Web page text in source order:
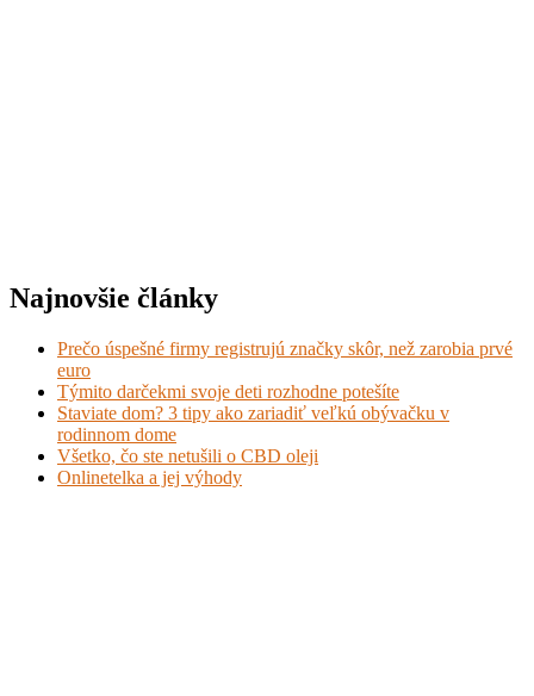
Najnovšie články
Prečo úspešné firmy registrujú značky skôr, než zarobia prvé
euro
Týmito darčekmi svoje deti rozhodne potešíte
Staviate dom? 3 tipy ako zariadiť veľkú obývačku v
rodinnom dome
Všetko, čo ste netušili o CBD oleji
Onlinetelka a jej výhody